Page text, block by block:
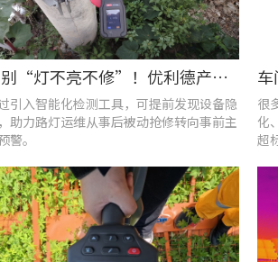
告别“灯不亮不修”！优利德产品组合赋能城市道路照明设施运维更高效
引入智能化检测工具，可提前发现设备隐
助力路灯运维从事后被动抢修转向事前主
警。
很
化
超